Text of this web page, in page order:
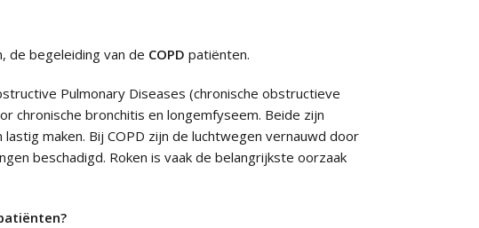
de begeleiding van de COPD patiënten.
Pulmonary Diseases (chronische obstructieve
chronische bronchitis en longemfyseem. Beide zijn
maken. Bij COPD zijn de luchtwegen vernauwd door
beschadigd. Roken is vaak de belangrijkste oorzaak